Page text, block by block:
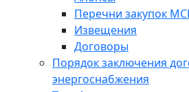
Перечни закупок
Извещения
Договоры
Порядок заключения
энергоснабжения